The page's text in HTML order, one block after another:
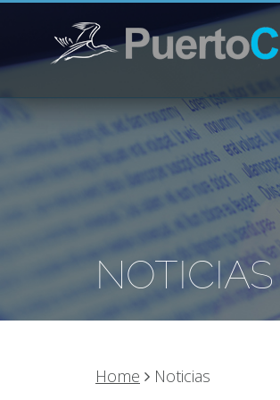
NOTICIAS
Home Noticias